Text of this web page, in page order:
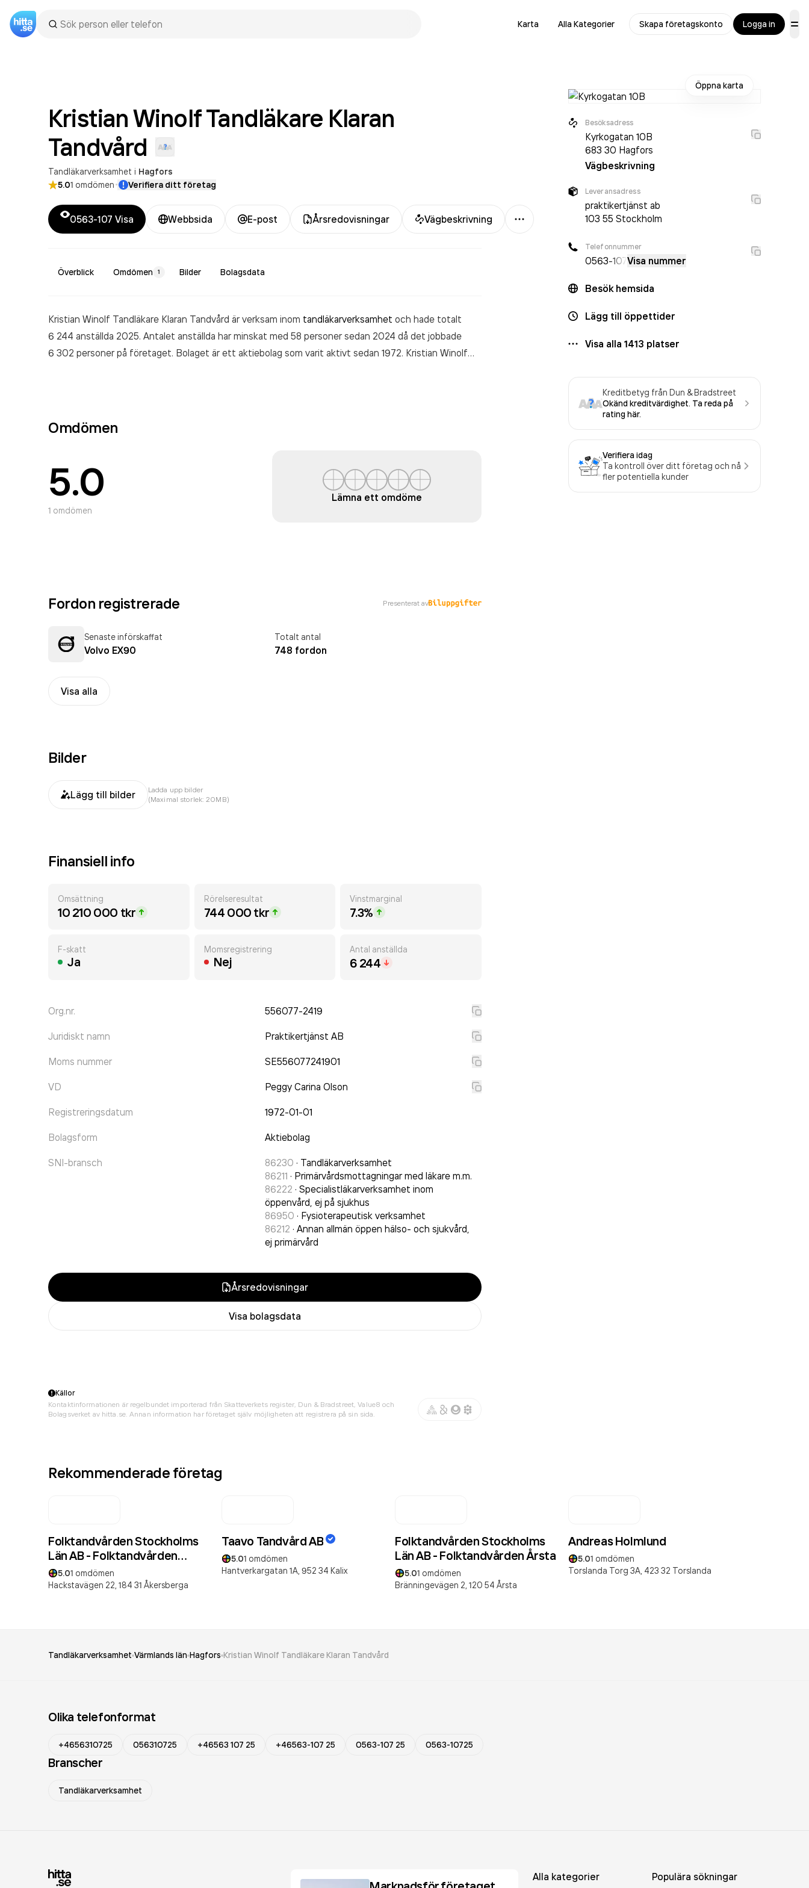
Karta Alla Kategorier Skapa företagskonto Logga in
Kristian Winolf Tandläkare Klaran
Tandvård
Tandläkarverksamhet i Hagfors
5.01 omdömen· Verifiera ditt företag
0563-107 Visa Webbsida E-post Årsredovisningar Vägbeskrivning
Mer
Överblick Omdömen 1 Bilder Bolagsdata
Kristian Winolf Tandläkare Klaran Tandvård är verksam inom tandläkarverksamhet och hade totalt
6 244 anställda 2025. Antalet anställda har minskat med 58 personer sedan 2024 då det jobbade
6 302 personer på företaget. Bolaget är ett aktiebolag som varit aktivt sedan 1972. Kristian Winolf
Omdömen
5.0
1 omdömen
Lämna ett omdöme
Fordon registrerade Presenterat av
Senaste införskaffat
Volvo EX90
Totalt antal
748 fordon
Visa alla
Bilder
Lägg till bilder
Ladda upp bilder
(Maximal storlek: 20MB)
Finansiell info
Omsättning
10 210 000 tkr
Rörelseresultat
744 000 tkr
Vinstmarginal
7.3%
F-skatt
Ja
Momsregistrering
Nej
Antal anställda
6 244
Org.nr. 556077-2419
Juridiskt namn Praktikertjänst AB
Moms nummer SE556077241901
VD Peggy Carina Olson
Registreringsdatum 1972-01-01
Bolagsform Aktiebolag
SNI-bransch 86230 · Tandläkarverksamhet
86211 · Primärvårdsmottagningar med läkare m.m.
86222 · Specialistläkarverksamhet inom
öppenvård, ej på sjukhus
86950 · Fysioterapeutisk verksamhet
86212 · Annan allmän öppen hälso- och sjukvård,
ej primärvård
Årsredovisningar
Visa bolagsdata
Öppna karta
Besöksadress
Kyrkogatan 10B
683 30 Hagfors
Vägbeskrivning
Leveransadress
praktikertjänst ab
103 55 Stockholm
Telefonnummer
0563-107Visa nummer
Besök hemsida
Lägg till öppettider
Visa alla 1413 platser
Kreditbetyg från Dun & Bradstreet
Okänd kreditvärdighet. Ta reda på
rating här.
Verifiera idag
Ta kontroll över ditt företag och nå
fler potentiella kunder
Källor
Kontaktinformationen är regelbundet importerad från Skatteverkets register, Dun & Bradstreet, Value8 och
Bolagsverket av hitta.se. Annan information har företaget själv möjligheten att registrera på sin sida.
Rekommenderade företag
Folktandvården Stockholms
Län AB - Folktandvården
Åkersberga
5.01 omdömen
Hackstavägen 22, 184 31 Åkersberga
Taavo Tandvård AB
5.01 omdömen
Hantverkargatan 1A, 952 34 Kalix
Folktandvården Stockholms
Län AB - Folktandvården Årsta
5.01 omdömen
Bränningevägen 2, 120 54 Årsta
Andreas Holmlund
5.01 omdömen
Torslanda Torg 3A, 423 32 Torslanda
Tandläkarverksamhet Värmlands län Hagfors Kristian Winolf Tandläkare Klaran Tandvård
Olika telefonformat
+4656310725 056310725 +46563 107 25 +46563-107 25 0563-107 25 0563-10725
Branscher
Tandläkarverksamhet
Alla kategorier Populära sökningar